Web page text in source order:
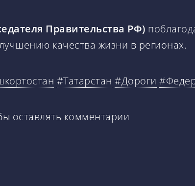
Правительства РФ)
качества жизни в регионах.
#Татарстан #Дороги
оставлять комментарии